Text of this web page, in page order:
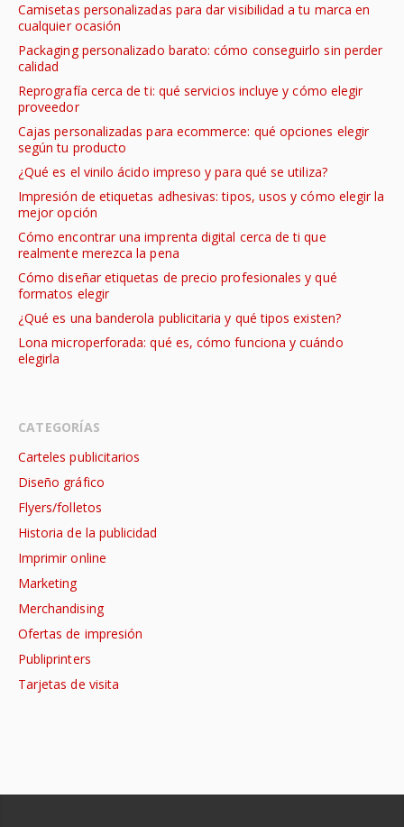
Camisetas personalizadas para dar visibilidad a tu marca en
cualquier ocasión
Packaging personalizado barato: cómo conseguirlo sin perder
calidad
Reprografía cerca de ti: qué servicios incluye y cómo elegir
proveedor
Cajas personalizadas para ecommerce: qué opciones elegir
según tu producto
¿Qué es el vinilo ácido impreso y para qué se utiliza?
Impresión de etiquetas adhesivas: tipos, usos y cómo elegir la
mejor opción
Cómo encontrar una imprenta digital cerca de ti que
realmente merezca la pena
Cómo diseñar etiquetas de precio profesionales y qué
formatos elegir
¿Qué es una banderola publicitaria y qué tipos existen?
Lona microperforada: qué es, cómo funciona y cuándo
elegirla
CATEGORÍAS
Carteles publicitarios
Diseño gráfico
Flyers/folletos
Historia de la publicidad
Imprimir online
Marketing
Merchandising
Ofertas de impresión
Publiprinters
Tarjetas de visita